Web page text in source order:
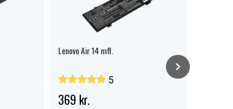
Lenovo Air 14 mfl.
5
369 kr.